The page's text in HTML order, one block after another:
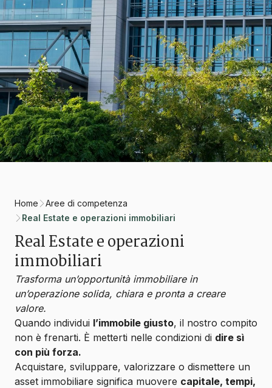
Home
Aree di competenza
Real Estate e operazioni immobiliari
Real Estate e operazioni
immobiliari
Trasforma un’opportunità immobiliare in
un’operazione solida, chiara e pronta a creare
valore.
Quando individui l’immobile giusto, il nostro compito
non è frenarti. È metterti nelle condizioni di dire sì
con più forza.
Acquistare, sviluppare, valorizzare o dismettere un
asset immobiliare significa muovere capitale, tempi,